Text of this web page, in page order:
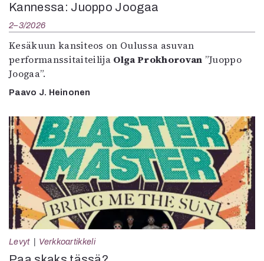
Kannessa: Juoppo Joogaa
2–3/2026
Kesäkuun kansiteos on Oulussa asuvan
performanssitaiteilija Olga Prokhorovan ”Juoppo
Joogaa”.
Paavo J. Heinonen
Levyt Verkkoartikkeli